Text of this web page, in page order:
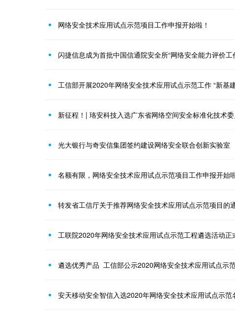
网络安全技术应用试点示范项目工作申报开始啦！
闪捷信息成为首批中国信通院安全所“网络安全能力评价工
工信部开展2020年网络安全技术应用试点示范工作 “新基
光大银行与奇安信集团签约建设网络安全联合创新实验室
名额有限，网络安全技术应用试点示范项目工作申报开始
转发省工信厅关于推荐网络安全技术应用试点示范项目的
工联院2020年网络安全技术应用试点示范工程遴选活动正
遴选优秀产品 工信部公示2020网络安全技术应用试点示
安天移动安全智信入选2020年网络安全技术应用试点示范